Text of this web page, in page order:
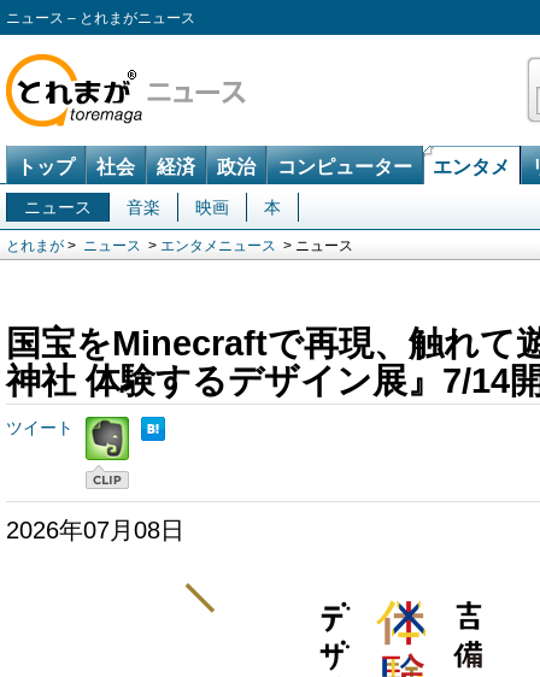
ニュース – とれまがニュース
トップ 社会 経済 政治 コンピューター エンタメ
ニュース 音楽 映画 本
とれまが > ニュース > エンタメニュース > ニュース
国宝をMinecraftで再現、触れて
神社 体験するデザイン展』7/14
ツイート
2026年07月08日